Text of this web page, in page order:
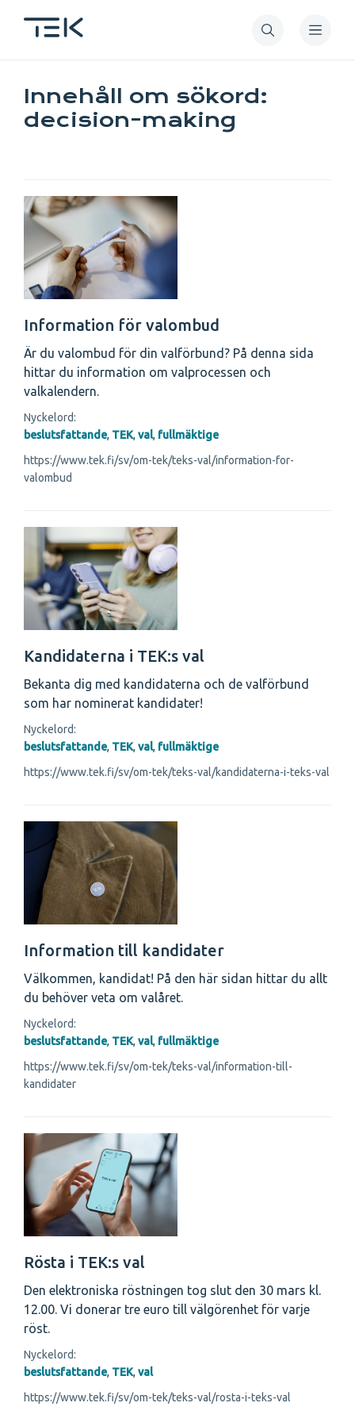
Innehåll om sökord:
decision-making
Information för valombud
Är du valombud för din valförbund? På denna sida
hittar du information om valprocessen och
valkalendern.
Nyckelord:
beslutsfattande, TEK, val, fullmäktige
https://www.tek.fi/sv/om-tek/teks-val/information-for-
valombud
Kandidaterna i TEK:s val
Bekanta dig med kandidaterna och de valförbund
som har nominerat kandidater!
Nyckelord:
beslutsfattande, TEK, val, fullmäktige
https://www.tek.fi/sv/om-tek/teks-val/kandidaterna-i-teks-val
Information till kandidater
Välkommen, kandidat! På den här sidan hittar du allt
du behöver veta om valåret.
Nyckelord:
beslutsfattande, TEK, val, fullmäktige
https://www.tek.fi/sv/om-tek/teks-val/information-till-
kandidater
Rösta i TEK:s val
Den elektroniska röstningen tog slut den 30 mars kl.
12.00. Vi donerar tre euro till välgörenhet för varje
röst.
Nyckelord:
beslutsfattande, TEK, val
https://www.tek.fi/sv/om-tek/teks-val/rosta-i-teks-val